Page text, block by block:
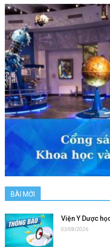
BÀI MỚI
Viện Y Dược
03/08/2026